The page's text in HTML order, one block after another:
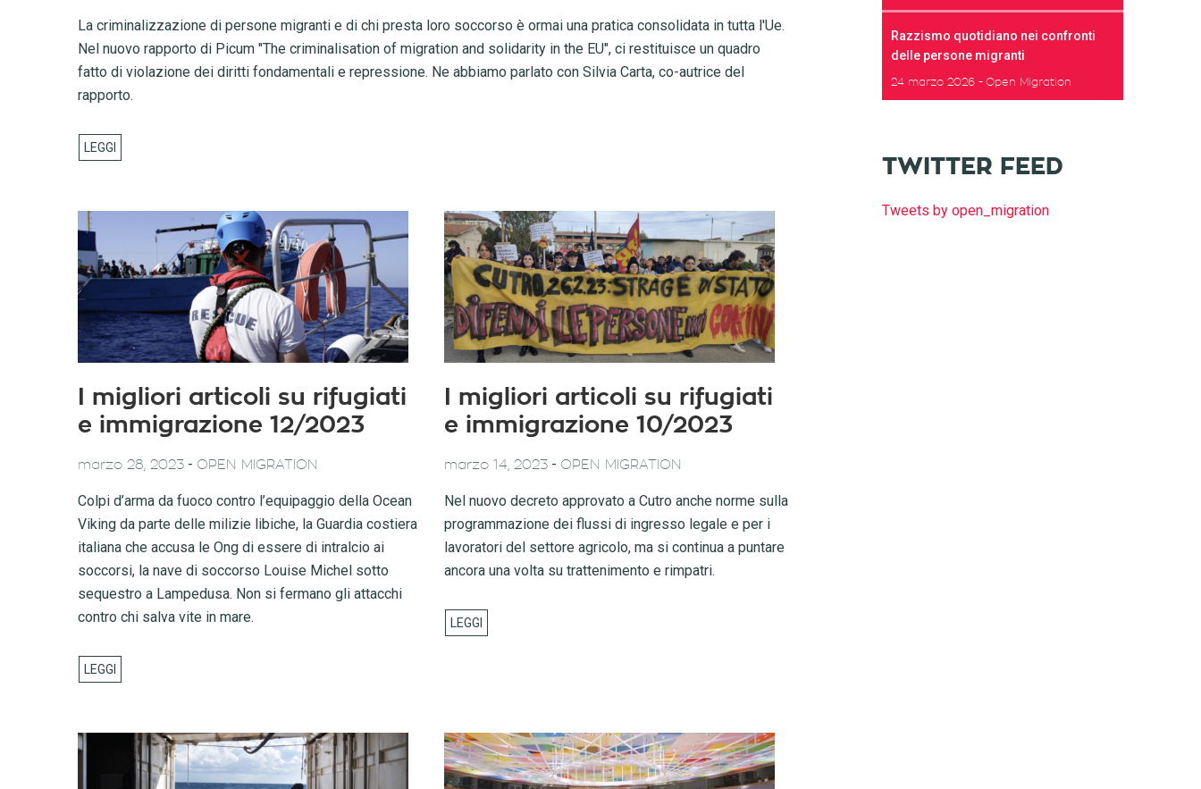
La criminalizzazione di persone migranti e di chi presta loro soccorso è ormai una pratica consolidata in tutta l'Ue.
Nel nuovo rapporto di Picum "The criminalisation of migration and solidarity in the EU", ci restituisce un quadro
fatto di violazione dei diritti fondamentali e repressione. Ne abbiamo parlato con Silvia Carta, co-autrice del
rapporto.
I migliori articoli su rifugiati
e immigrazione 12/2023
marzo 28, 2023 - OPEN MIGRATION
Colpi d’arma da fuoco contro l’equipaggio della Ocean
Viking da parte delle milizie libiche, la Guardia costiera
italiana che accusa le Ong di essere di intralcio ai
soccorsi, la nave di soccorso Louise Michel sotto
sequestro a Lampedusa. Non si fermano gli attacchi
contro chi salva vite in mare.
I migliori articoli su rifugiati
e immigrazione 10/2023
marzo 14, 2023 - OPEN MIGRATION
Nel nuovo decreto approvato a Cutro anche norme sulla
programmazione dei flussi di ingresso legale e per i
lavoratori del settore agricolo, ma si continua a puntare
ancora una volta su trattenimento e rimpatri.
Razzismo quotidiano nei confronti
delle persone migranti
24 marzo 2026 Open Migration
TWITTER FEED
Tweets by open_migration